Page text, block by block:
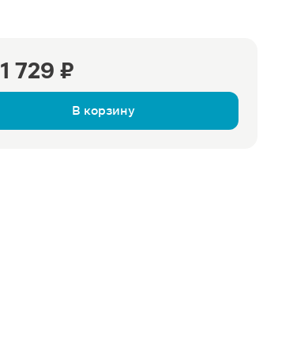
1 729 ₽
В корзину